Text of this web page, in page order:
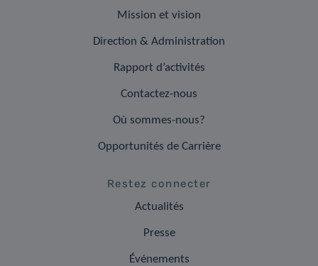
Mission et vision
Direction & Administration
Rapport d’activités
Contactez-nous
Où sommes-nous?
Opportunités de Carrière
Restez connecter
Actualités
Presse
Événements